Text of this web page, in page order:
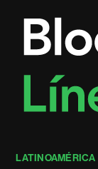
LATINOAMÉRICA